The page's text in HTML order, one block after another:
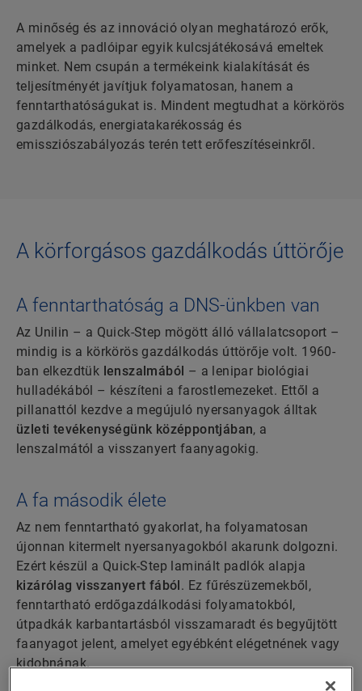
A minőség és az innováció olyan meghatározó erők,
amelyek a padlóipar egyik kulcsjátékosává emeltek
minket. Nem csupán a termékeink kialakítását és
teljesítményét javítjuk folyamatosan, hanem a
fenntarthatóságukat is. Mindent megtudhat a körkörös
gazdálkodás, energiatakarékosság és
emissziószabályozás terén tett erőfeszítéseinkről.
A körforgásos gazdálkodás úttörője
A fenntarthatóság a DNS-ünkben van
Az Unilin – a Quick-Step mögött álló vállalatcsoport –
mindig is a körkörös gazdálkodás úttörője volt. 1960-
ban elkezdtük lenszalmából – a lenipar biológiai
hulladékából – készíteni a farostlemezeket. Ettől a
pillanattól kezdve a megújuló nyersanyagok álltak
üzleti tevékenységünk középpontjában, a
lenszalmától a visszanyert faanyagokig.
A fa második élete
Az nem fenntartható gyakorlat, ha folyamatosan
újonnan kitermelt nyersanyagokból akarunk dolgozni.
Ezért készül a Quick-Step laminált padlók alapja
kizárólag visszanyert fából . Ez fűrészüzemekből,
fenntartható erdőgazdálkodási folyamatokból,
útpadkák karbantartásból visszamaradt és begyűjtött
faanyagot jelent, amelyet egyébként elégetnének vagy
kidobnának.